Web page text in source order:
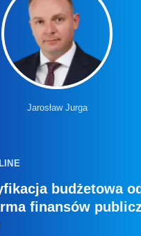
Jarosław Jurga
budżetowa
finansów